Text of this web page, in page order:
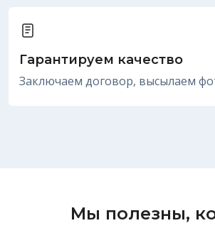
Гарантируем качество
Заключаем договор, высылаем
Мы полезны,